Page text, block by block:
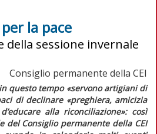
la pace
della sessione invernale
Consiglio permanente della CEI
questo tempo «servono artigiani di
di declinare «preghiera, amicizia
alla riconciliazione»: così
del Consiglio permanente della CEI